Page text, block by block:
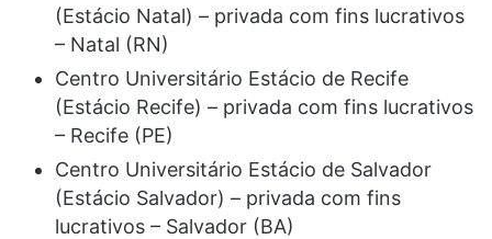
(Estácio Natal) – privada com fins lucrativos
– Natal (RN)
Centro Universitário Estácio de Recife
(Estácio Recife) – privada com fins lucrativos
– Recife (PE)
Centro Universitário Estácio de Salvador
(Estácio Salvador) – privada com fins
lucrativos – Salvador (BA)